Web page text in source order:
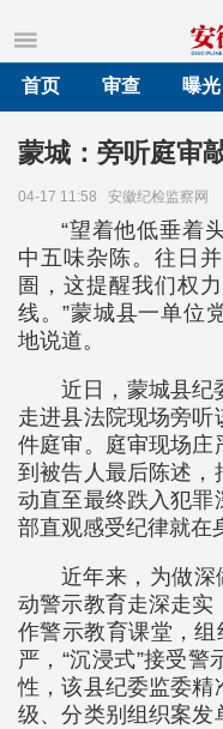
首页
审查 曝光
蒙城：旁听庭审
04-17 11:58 安徽纪检监察网
“望着他低垂着
中五味杂陈。往日
圄，这提醒我们权
线。”蒙城县一单位
地说道。
近日，蒙城县纪
走进县法院现场旁听
件庭审。庭审现场庄
到被告人最后陈述，
动直至最终跌入犯罪
部直观感受纪律就在
近年来，为做深
动警示教育走深走实
作警示教育课堂，组
严，“沉浸式”接受
性，该县纪委监委精
级、分类别组织案发